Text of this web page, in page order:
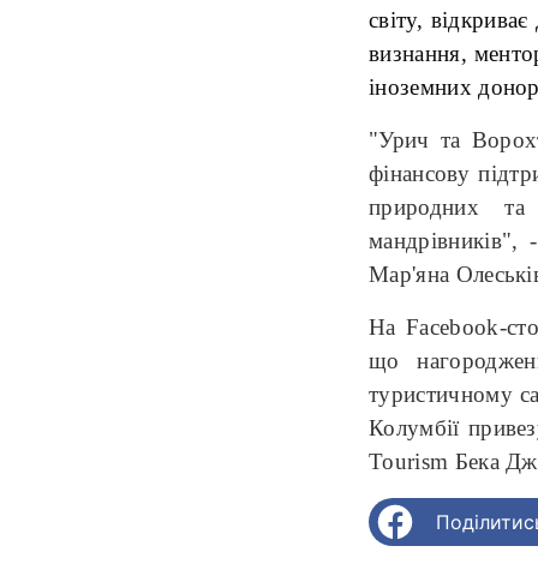
світу,
визнання,
іноземних
"Урич та
фінансову
природних та
мандрівників",
Мар'яна
На Facebook-
що
туристичному
Колумбії
Tourism Бека